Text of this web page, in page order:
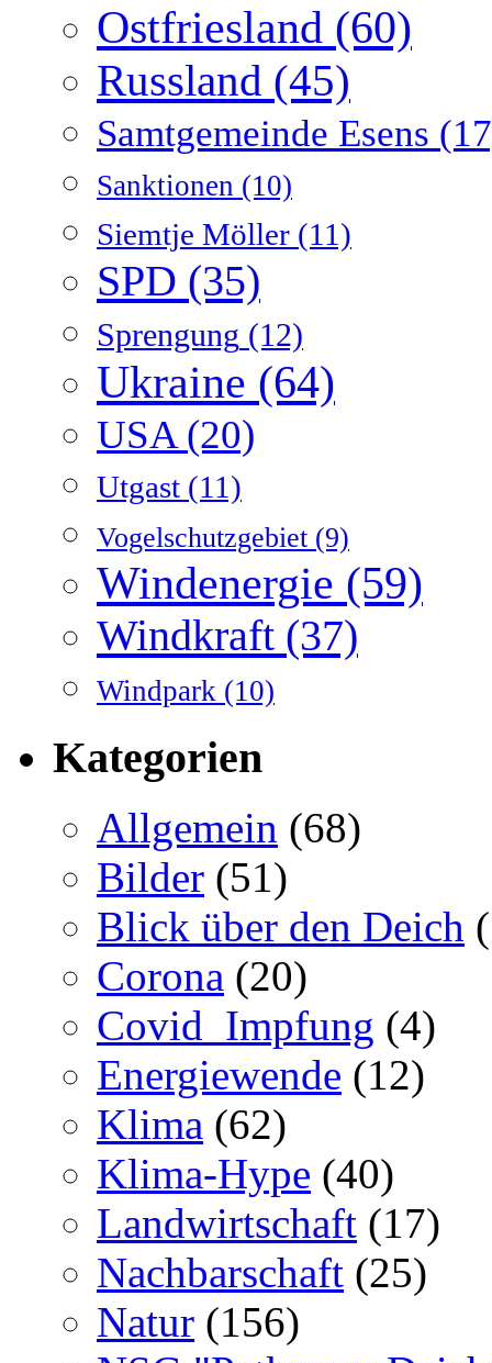
Ostfriesland (60)
Russland (45)
Samtgemeinde Esens
Sanktionen (10)
Siemtje Möller (11)
SPD (35)
Sprengung (12)
Ukraine (64)
USA(20)
Utgast (11)
Vogelschutzgebiet (9)
Windenergie (59)
Windkraft (37)
Windpark (10)
Kategorien
Allgemein (68)
Bilder (51)
Blick über den Deich
Corona (20)
Covid_Impfung (4)
Energiewende (12)
Klima (62)
Klima-Hype (40)
Landwirtschaft (17)
Nachbarschaft (25)
Natur (156)